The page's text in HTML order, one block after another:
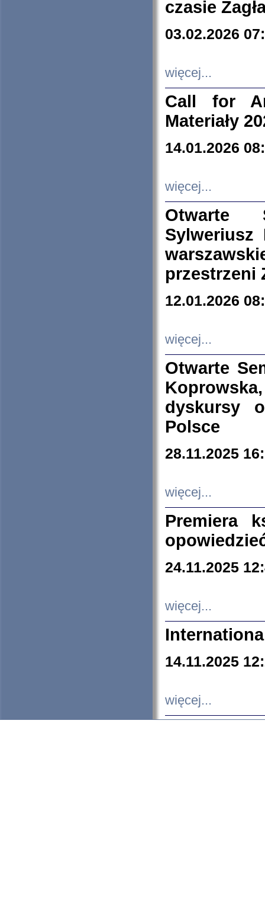
czasie
03.02.2026
więcej...
Call for
Materiały
14.01.2026
więcej...
Otwarte
Sylweriusz
przestrzeni
12.01.2026
więcej...
Otwarte
dyskursy
Polsce
28.11.2025
więcej...
Premiera
24.11.2025
więcej...
14.11.2025
więcej...